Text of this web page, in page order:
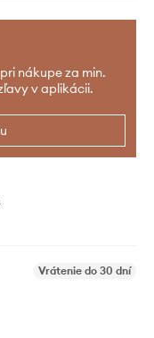
nákupe za min.
v aplikácii.
Vrátenie do 30 dní